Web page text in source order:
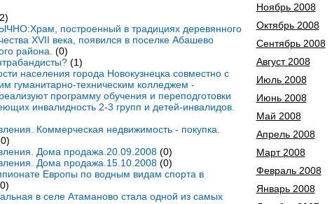
построенный в традициях деревянного
XVII века, появился в поселке Абашево
района. (0)
(1)
населения города Новокузнецка совместно с
гуманитарно-техническим колледжем -
программу обучения и переподготовки
инвалидность 2-3 групп и детей-инвалидов.
Коммерческая недвижимость - покупка.
Дома продажа.20.09.2008(0)
Дома продажа.15.10.2008(0)
Европы по водным видам спорта в
в селе Атаманово стала одной из самых
Ноябрь 2008
Октябрь 2008
Сентябрь 2008
Август 2008
Июль 2008
Июнь 2008
Май 2008
Апрель 2008
Март 2008
Февраль 2008
Январь 2008